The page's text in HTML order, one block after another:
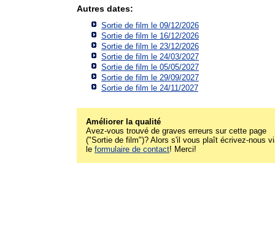
Autres dates:
Sortie de film le 09/12/2026
Sortie de film le 16/12/2026
Sortie de film le 23/12/2026
Sortie de film le 24/03/2027
Sortie de film le 05/05/2027
Sortie de film le 29/09/2027
Sortie de film le 24/11/2027
Améliorer la qualité
Avez-vous trouvé de graves erreurs sur cette page
("Sortie de film")? Alors s'il vous plaît écrivez-nous
le formulaire de contact! Merci!